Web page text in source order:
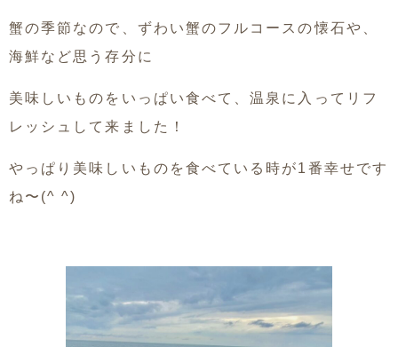
蟹の季節なので、ずわい蟹のフルコースの懐石や、
海鮮など思う存分に
美味しいものをいっぱい食べて、温泉に入ってリフ
レッシュして来ました！
やっぱり美味しいものを食べている時が1番幸せです
ね〜(^ ^)